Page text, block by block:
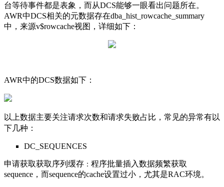
台等待事件都是表象，而从DCS能够一眼看出问题所在。
AWR中DCS相关的元数据存在dba_hist_rowcache_summary
中，来源v$rowcache视图，详细如下：
AWR中的DCS数据如下：
以上数据主要关注请求次数和请求失败占比，常见的异常有以
下几种：
DC_SEQUENCES
申请获取获取序列缓存 ： 程序批量插入数据频繁获取
sequence，而sequence的cache设置过小，尤其是RAC环境。